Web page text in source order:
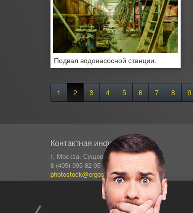
Подвал водонасосной станции.
1 2 3 4 5 6 7 8 9
Контактная информация
г. Москва, Сущевский Вал 64
8 (495) 995-82-95 (кругл.)
photostock@ergosolo.ru